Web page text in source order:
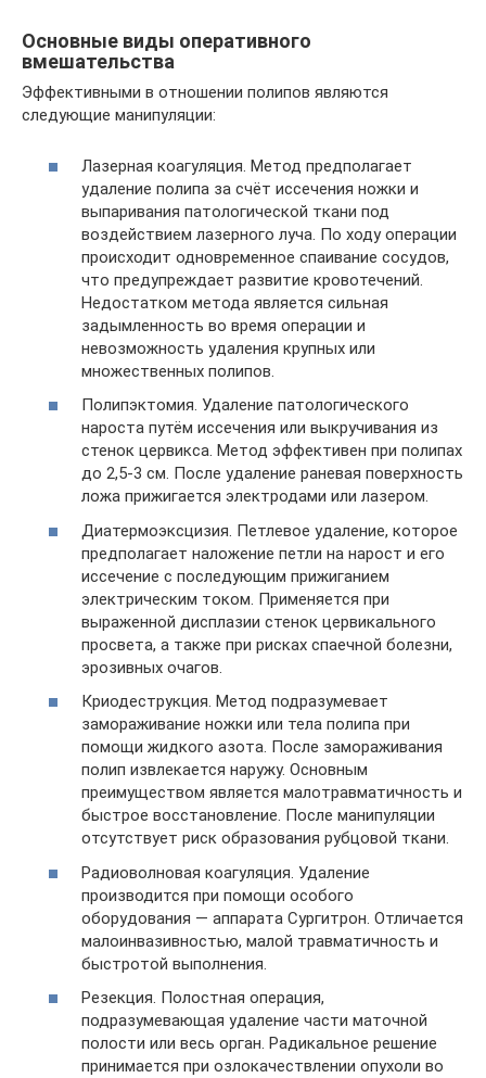
Основные виды оперативного
вмешательства
Эффективными в отношении полипов являются
следующие манипуляции:
Лазерная коагуляция. Метод предполагает
удаление полипа за счёт иссечения ножки и
выпаривания патологической ткани под
воздействием лазерного луча. По ходу операции
происходит одновременное спаивание сосудов,
что предупреждает развитие кровотечений.
Недостатком метода является сильная
задымленность во время операции и
невозможность удаления крупных или
множественных полипов.
Полипэктомия. Удаление патологического
нароста путём иссечения или выкручивания из
стенок цервикса. Метод эффективен при полипах
до 2,5-3 см. После удаление раневая поверхность
ложа прижигается электродами или лазером.
Диатермоэксцизия. Петлевое удаление, которое
предполагает наложение петли на нарост и его
иссечение с последующим прижиганием
электрическим током. Применяется при
выраженной дисплазии стенок цервикального
просвета, а также при рисках спаечной болезни,
эрозивных очагов.
Криодеструкция. Метод подразумевает
замораживание ножки или тела полипа при
помощи жидкого азота. После замораживания
полип извлекается наружу. Основным
преимуществом является малотравматичность и
быстрое восстановление. После манипуляции
отсутствует риск образования рубцовой ткани.
Радиоволновая коагуляция. Удаление
производится при помощи особого
оборудования — аппарата Сургитрон. Отличается
малоинвазивностью, малой травматичность и
быстротой выполнения.
Резекция. Полостная операция,
подразумевающая удаление части маточной
полости или весь орган. Радикальное решение
принимается при озлокачествлении опухоли во